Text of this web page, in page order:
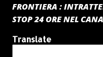
FRONTIERA :
STOP 24 ORE NEL
Translate